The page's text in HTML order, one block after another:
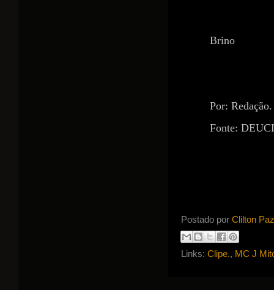
Brino
Por: Redação.
Fonte:
Postado por Clilton Paz
Links: Clipe., MC J